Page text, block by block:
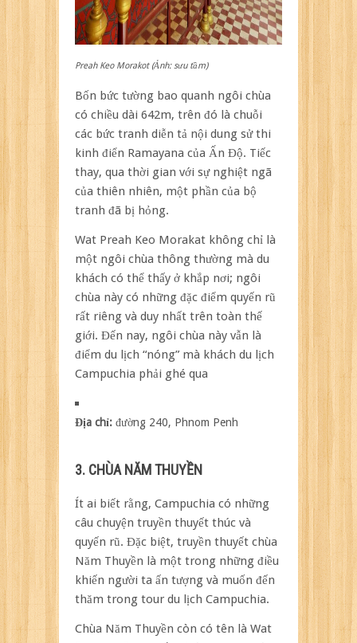
Preah Keo Morakot (Ảnh: sưu tầm)
Bốn bức tường bao quanh ngôi chùa
có chiều dài 642m, trên đó là chuỗi
các bức tranh diễn tả nội dung sử thi
kinh điển Ramayana của Ấn Độ. Tiếc
thay, qua thời gian với sự nghiệt ngã
của thiên nhiên, một phần của bộ
tranh đã bị hỏng.
Wat Preah Keo Morakat không chỉ là
một ngôi chùa thông thường mà du
khách có thể thấy ở khắp nơi; ngôi
chùa này có những đặc điểm quyến rũ
rất riêng và duy nhất trên toàn thế
giới. Đến nay, ngôi chùa này vẫn là
điểm du lịch “nóng” mà khách du lịch
Campuchia phải ghé qua
Địa chỉ: đường 240, Phnom Penh
3. CHÙA NĂM THUYỀN
Ít ai biết rằng, Campuchia có những
câu chuyện truyền thuyết thúc và
quyến rũ. Đặc biệt, truyền thuyết chùa
Năm Thuyền là một trong những điều
khiến người ta ấn tượng và muốn đến
thăm trong tour du lịch Campuchia.
Chùa Năm Thuyền còn có tên là Wat